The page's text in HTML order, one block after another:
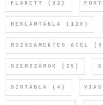
PLAKETT (82)
REKLÁMTÁBLA (120)
ROZSDAMENTES ACÉL
SZERSZÁMOK (29)
SÍRTÁBLA (4)